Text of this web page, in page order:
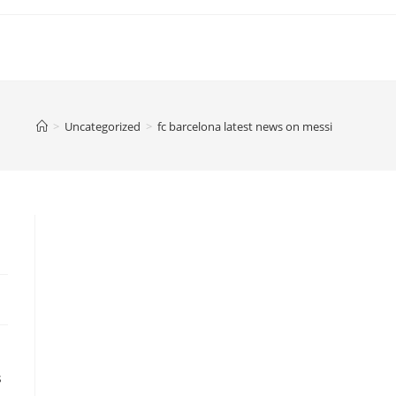
> Uncategorized > fc barcelona latest news on messi